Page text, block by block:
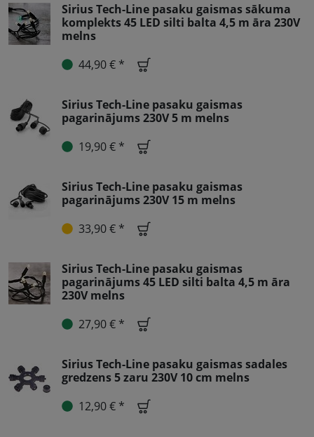
Sirius Tech-Line pasaku gaismas sākuma
komplekts 45 LED silti balta 4,5 m āra 230V
melns
44,90 € *
Sirius Tech-Line pasaku gaismas
pagarinājums 230V 5 m melns
19,90 € *
Sirius Tech-Line pasaku gaismas
pagarinājums 230V 15 m melns
33,90 € *
Sirius Tech-Line pasaku gaismas
pagarinājums 45 LED silti balta 4,5 m āra
230V melns
27,90 € *
Sirius Tech-Line pasaku gaismas sadales
gredzens 5 zaru 230V 10 cm melns
12,90 € *